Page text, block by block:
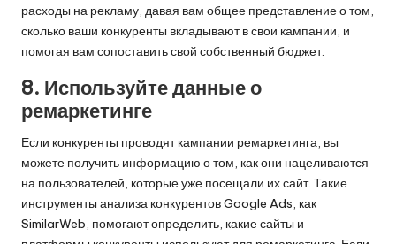
расходы на рекламу, давая вам общее представление о том,
сколько ваши конкуренты вкладывают в свои кампании, и
помогая вам сопоставить свой собственный бюджет.
8. Используйте данные о
ремаркетинге
Если конкуренты проводят кампании ремаркетинга, вы
можете получить информацию о том, как они нацеливаются
на пользователей, которые уже посещали их сайт. Такие
инструменты анализа конкурентов Google Ads, как
SimilarWeb, помогают определить, какие сайты и